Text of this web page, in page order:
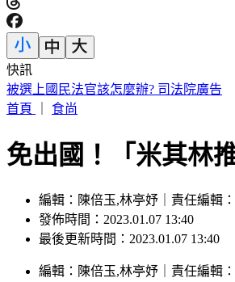
快訊
快訊／小刀證實離婚！「台玻駙馬」身
首頁
食尚
免出國！「米其林
編輯：陳倍玉,林亭妤｜責任編輯
發佈時間：2023.01.07 13:40
最後更新時間：2023.01.07 13:40
編輯 ： 陳倍玉,林亭妤 責任編輯 ：